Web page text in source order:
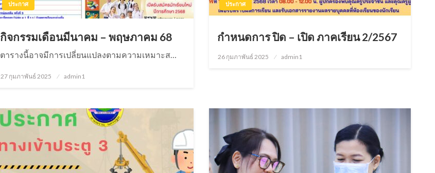
ประกาศ
กิจกรรมเดือนมีนาคม – พฤษภาคม 68
ตารางนี้อาจมีการเปลี่ยนแปลงตามความเหมาะส…
Posted
27 กุมภาพันธ์ 2025 admin1
ประกาศ
กำหนดการ ปิด – เปิด ภาคเรียน 2/2567
Posted
26 กุมภาพันธ์ 2025 admin1